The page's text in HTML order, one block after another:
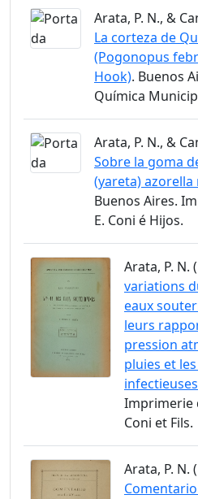
Arata, P. N., &
La corteza de
(Pogonopus
Hook). Buenos
Química
Arata, P. N., &
Sobre la goma
(yareta)
Buenos Aires.
E. Coni é Hijos.
Arata, P. N.
variations
eaux
leurs
pression
pluies et
infectieuses
Imprimerie
Coni et Fils.
Arata, P. N.